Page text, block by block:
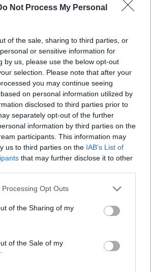
Not Process My Personal
of the sale, sharing to third parties, or
or sensitive information for
by us, please use the below opt-out
selection. Please note that after your
you may continue seeing
on personal information utilized by
disclosed to third parties prior to
separately opt-out of the further
information by third parties on the
participants. This information may
us to third parties on the IAB’s List of
that may further disclose it to other
website/app uses one or more Google
or usage behaviour. You may click to
to Google and its third-party tags to
specified purposes in below Google
Opt Outs
of the Sharing of my
of the Sale of my
a háztartások csökkenteni tudják a
energia fogyasztásukat
vizsga: ezért szigorúbb a taxisok,
járművek ellenőrzése